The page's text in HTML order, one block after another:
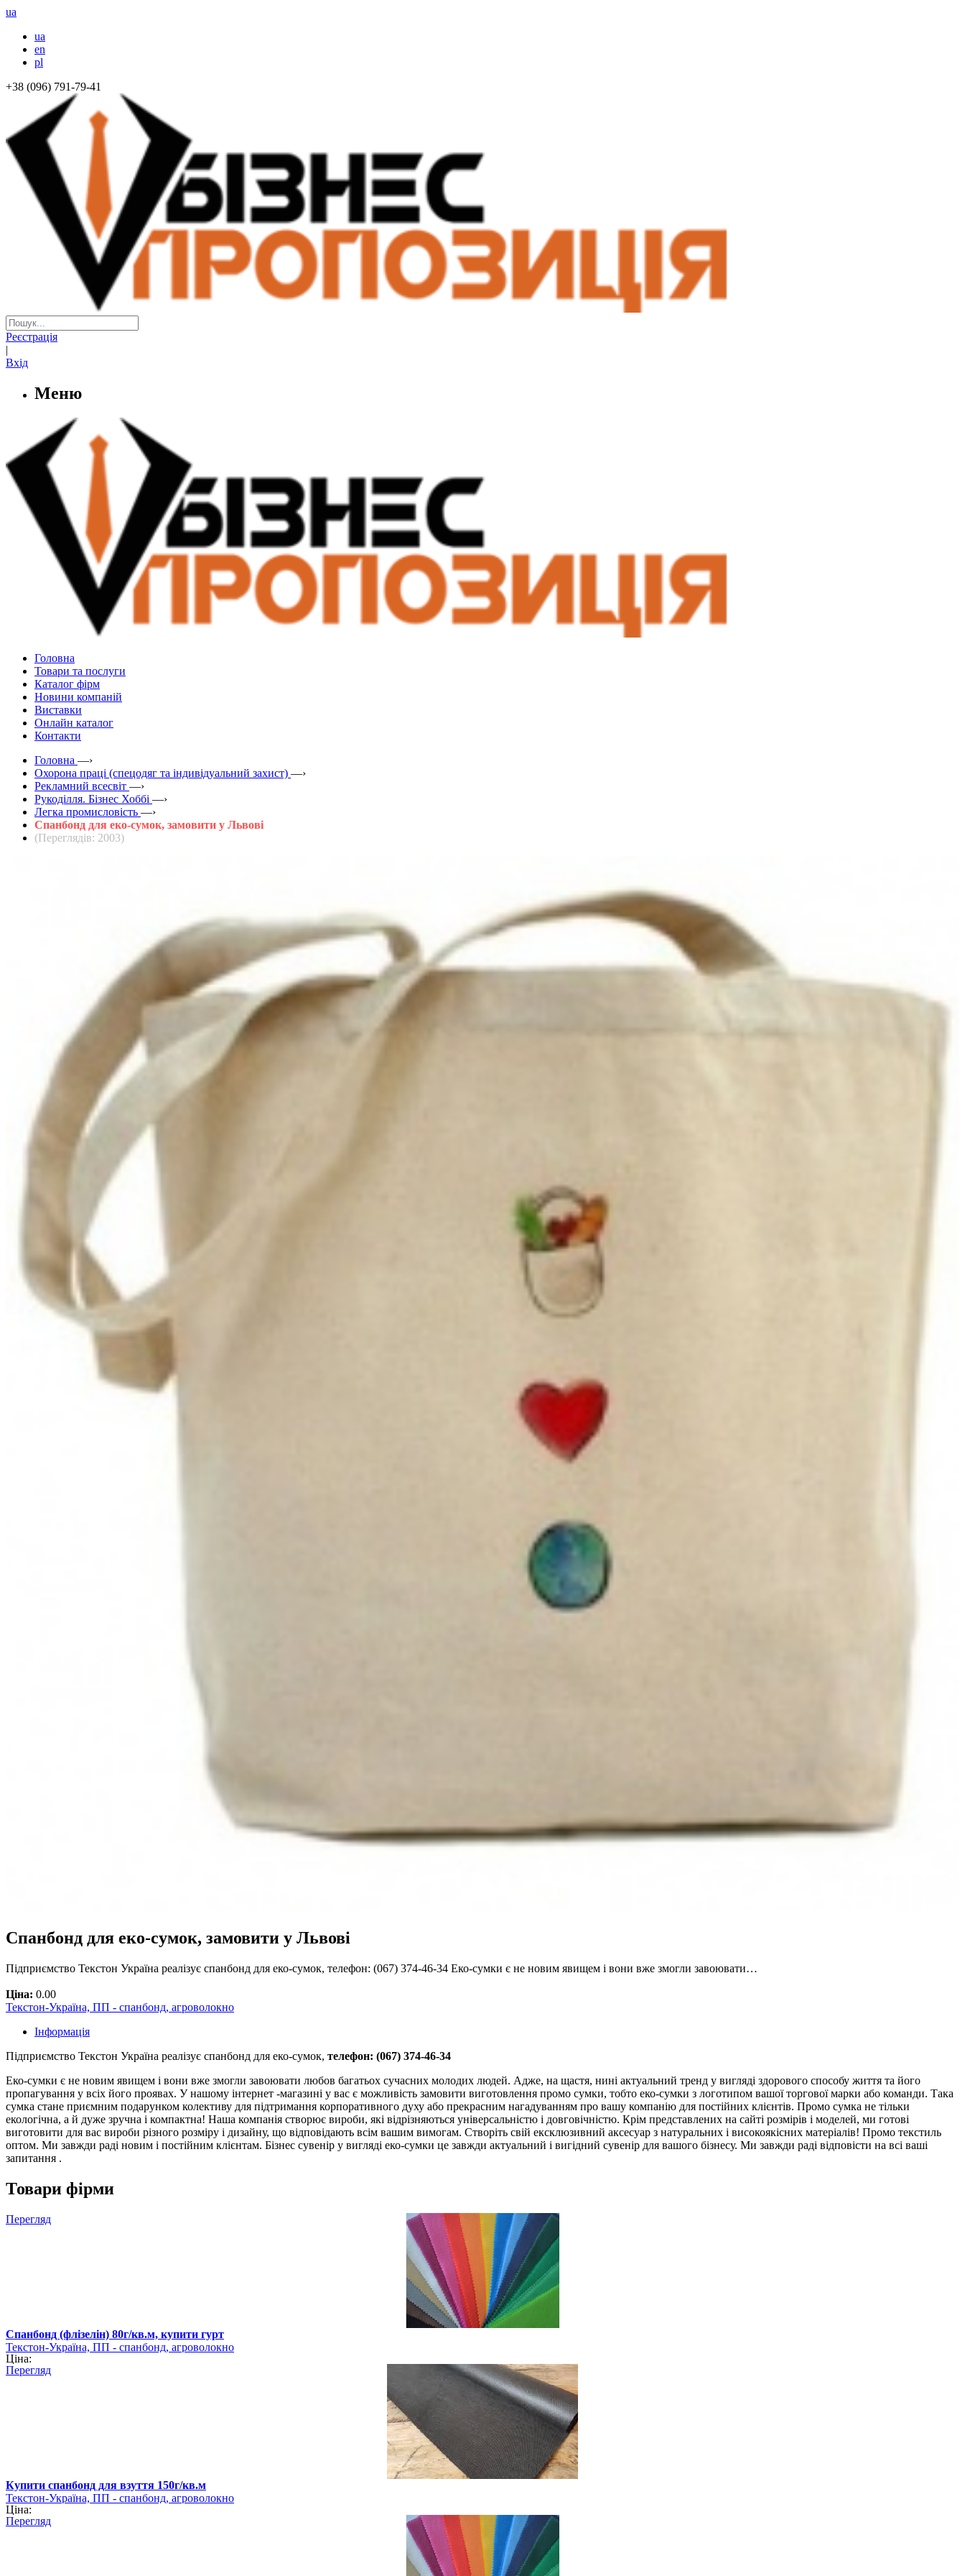
ua
ua
en
pl
+38 (096) 791-79-41
Реєстрація
|
Вхід
Меню
Головна
Товари та послуги
Каталог фірм
Новини компаній
Виставки
Онлайн каталог
Контакти
Головна —›
Охорона праці (спецодяг та індивідуальний захист) —›
Рекламний всесвіт —›
Рукоділля. Бізнес Хоббі —›
Легка промисловість —›
Спанбонд для еко-сумок, замовити у Львові
(Переглядів: 2003)
Спанбонд для еко-сумок, замовити у Львові
Підприємство Текстон Україна реалізує спанбонд для еко-сумок, телефон: (067) 374-46-34 Еко-сумки є не новим явищем і вони вже змогли завоювати…
Ціна: 0.00
Текстон-Україна, ПП - спанбонд, агроволокно
Інформація
Підприємство Текстон Україна реалізує спанбонд для еко-сумок, телефон: (067) 374-46-34
Еко-сумки є не новим явищем і вони вже змогли завоювати любов багатьох сучасних молодих людей. Адже, на щастя, нині актуальний тренд у вигляді здорового способу життя та його
пропагування у всіх його проявах. У нашому інтернет -магазині у вас є можливість замовити виготовлення промо сумки, тобто еко-сумки з логотипом вашої торгової марки або команди. Така
сумка стане приємним подарунком колективу для підтримання корпоративного духу або прекрасним нагадуванням про вашу компанію для постійних клієнтів. Промо сумка не тільки
екологічна, а й дуже зручна і компактна! Наша компанія створює вироби, які відрізняються універсальністю і довговічністю. Крім представлених на сайті розмірів і моделей, ми готові
виготовити для вас вироби різного розміру і дизайну, що відповідають всім вашим вимогам. Створіть свій ексклюзивний аксесуар з натуральних і високоякісних матеріалів! Промо текстиль
оптом. Ми завжди раді новим і постійним клієнтам. Бізнес сувенір у вигляді еко-сумки це завжди актуальний і вигідний сувенір для вашого бізнесу. Ми завжди раді відповісти на всі ваші
запитання .
Товари фірми
Перегляд
Спанбонд (флізелін) 80г/кв.м, купити гурт
Текстон-Україна, ПП - спанбонд, агроволокно
Ціна:
Перегляд
Купити спанбонд для взуття 150г/кв.м
Текстон-Україна, ПП - спанбонд, агроволокно
Ціна:
Перегляд